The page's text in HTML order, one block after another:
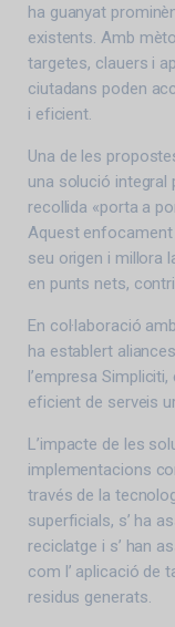
ha guanyat
existents. Amb
targetes, clauers i
ciutadans poden
i eficient.
Una de les
una solució integral
recollida «porta a
Aquest enfocament
seu origen i millora
en punts nets,
En col·laboració
ha establert
l’empresa
eficient de serveis
L’impacte de les
implementacions
través de la
superficials, s’ ha
reciclatge i s’ han
com l’ aplicació de
residus generats.